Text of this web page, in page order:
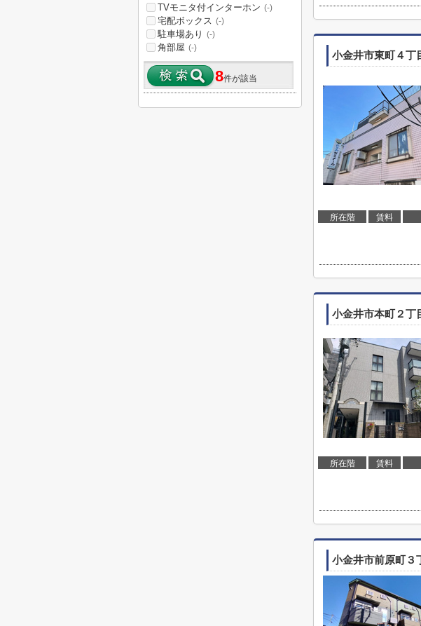
小金井市東町４丁
所在階 賃料
小金井市本町２丁
所在階 賃料
小金井市前原町３
TVモニタ付インターホン (-)
宅配ボックス (-)
駐車場あり (-)
角部屋 (-)
8件が該当